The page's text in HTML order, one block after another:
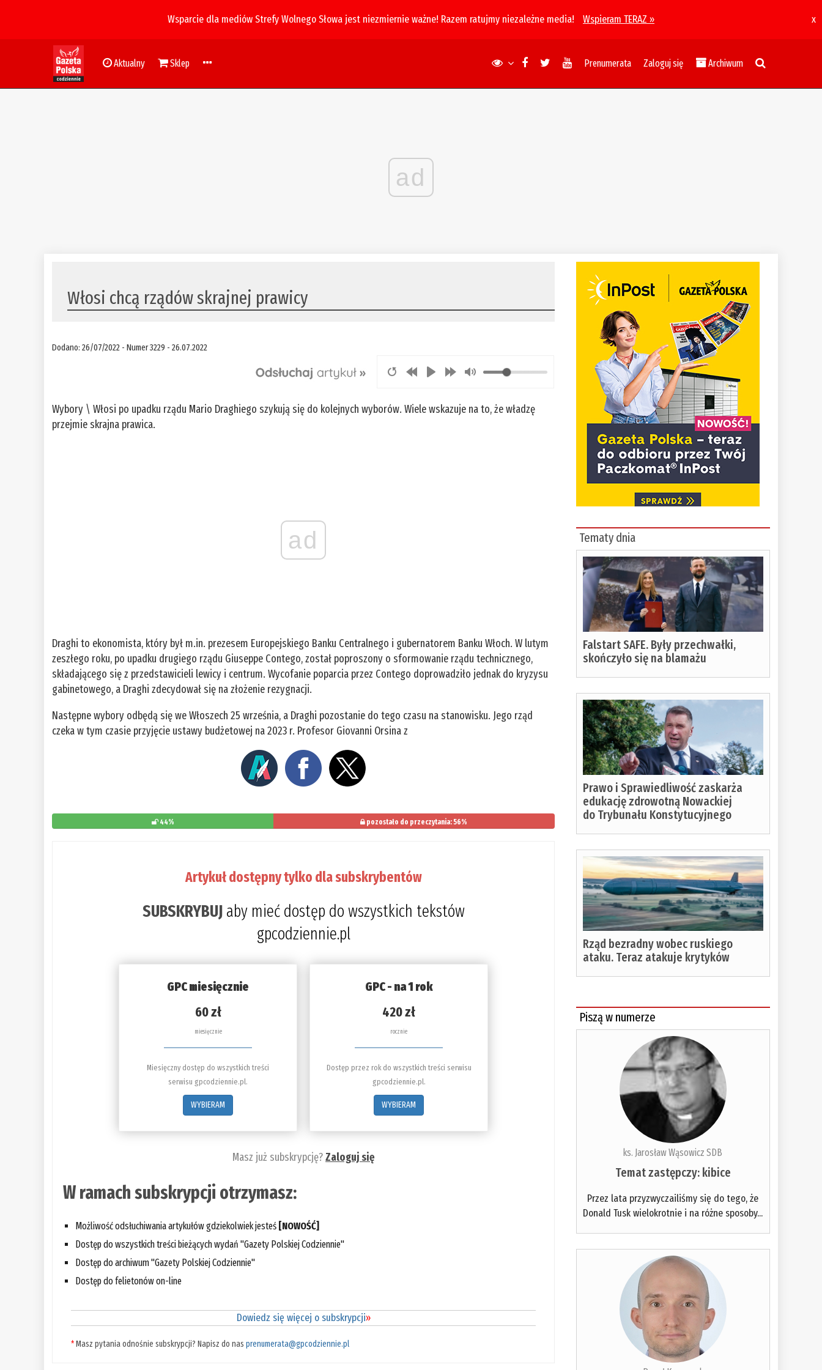
Wsparcie dla mediów Strefy Wolnego Słowa jest niezmiernie ważne! Razem ratujmy niezależne media! Wspieram TERAZ » x
Aktualny Sklep Prenumerata Zaloguj się Archiwum
ad
Włosi chcą rządów skrajnej prawicy
Dodano: 26/07/2022 - Numer 3229 - 26.07.2022
Wybory \ Włosi po upadku rządu Mario Draghiego szykują się do kolejnych wyborów. Wiele wskazuje na to, że władzę
przejmie skrajna prawica.
ad
Draghi to ekonomista, który był m.in. prezesem Europejskiego Banku Centralnego i gubernatorem Banku Włoch. W lutym
zeszłego roku, po upadku drugiego rządu Giuseppe Contego, został poproszony o sformowanie rządu technicznego,
składającego się z przedstawicieli lewicy i centrum. Wycofanie poparcia przez Contego doprowadziło jednak do kryzysu
gabinetowego, a Draghi zdecydował się na złożenie rezygnacji.
Następne wybory odbędą się we Włoszech 25 września, a Draghi pozostanie do tego czasu na stanowisku. Jego rząd
czeka w tym czasie przyjęcie ustawy budżetowej na 2023 r. Profesor Giovanni Orsina z
44% pozostało do przeczytania: 56%
Artykuł dostępny tylko dla subskrybentów
SUBSKRYBUJaby mieć dostęp do wszystkich tekstów
gpcodziennie.pl
GPC miesięcznie
60 zł
miesięcznie
Miesięczny dostęp do wszystkich treści
serwisu gpcodziennie.pl.
WYBIERAM
GPC - na 1 rok
420 zł
rocznie
Dostęp przez rok do wszystkich treści serwisu
gpcodziennie.pl.
WYBIERAM
Masz już subskrypcję?Zaloguj się
W ramach subskrypcji otrzymasz:
Możliwość odsłuchiwania artykułów gdziekolwiek jesteś [NOWOŚĆ]
Dostęp do wszystkich treści bieżących wydań "Gazety Polskiej Codziennie"
Dostęp do archiwum "Gazety Polskiej Codziennie"
Dostęp do felietonów on-line
Dowiedz się więcej o subskrypcji»
*Masz pytania odnośnie subskrypcji? Napisz do nasprenumerata@gpcodziennie.pl
Tematy dnia
Falstart SAFE. Były przechwałki,
skończyło się na blamażu
Prawo i Sprawiedliwość zaskarża
edukację zdrowotną Nowackiej
do Trybunału Konstytucyjnego
Rząd bezradny wobec ruskiego
ataku. Teraz atakuje krytyków
Piszą w numerze
ks. Jarosław Wąsowicz SDB
Temat zastępczy: kibice
Przez lata przyzwyczailiśmy się do tego, że
Donald Tusk wielokrotnie i na różne sposoby...